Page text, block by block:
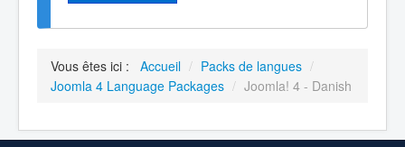
Vous êtes ici : Accueil / Packs de langues /
Joomla 4 Language Packages / Joomla! 4 - Danish